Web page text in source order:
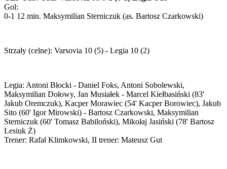
Gol:
0-1 12 min. Maksymilian Sterniczuk (as. Bartosz Czarkowski)
Strzały (celne): Varsovia 10 (5) - Legia 10 (2)
Legia: Antoni Błocki - Daniel Foks, Antoni Sobolewski,
Maksymilian Dołowy, Jan Musiałek - Marcel Kiełbasiński (83'
Jakub Oremczuk), Kacper Morawiec (54' Kacper Borowiec), Jakub
Sito (60' Igor Mirowski) - Bartosz Czarkowski, Maksymilian
Sterniczuk (60' Tomasz Babiloński), Mikołaj Jasiński (78' Bartosz
Lesiuk Ż)
Trener: Rafał Klimkowski, II trener: Mateusz Gut